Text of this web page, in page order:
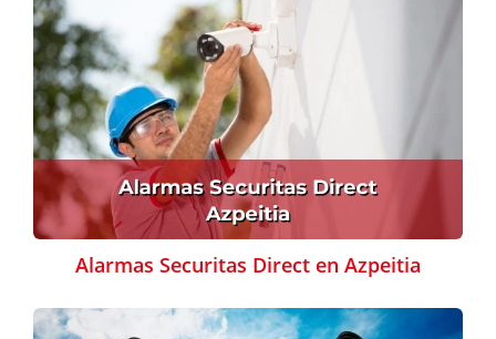
Alarmas Securitas Direct en Azpeitia